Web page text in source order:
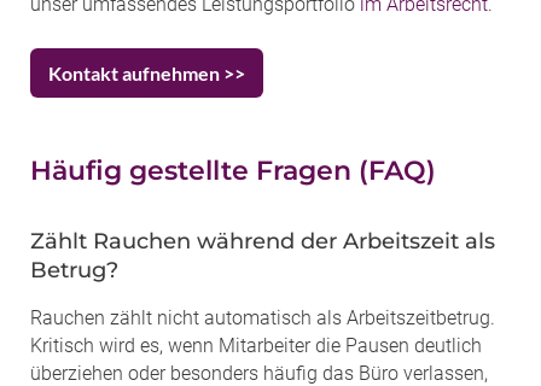
Kontakt aufnehmen >>
Häufig gestellte Fragen (FAQ)
Zählt Rauchen während der Arbeitszeit als
Betrug?
Rauchen zählt nicht automatisch als Arbeitszeitbetrug.
Kritisch wird es, wenn Mitarbeiter die Pausen deutlich
überziehen oder besonders häufig das Büro verlassen,